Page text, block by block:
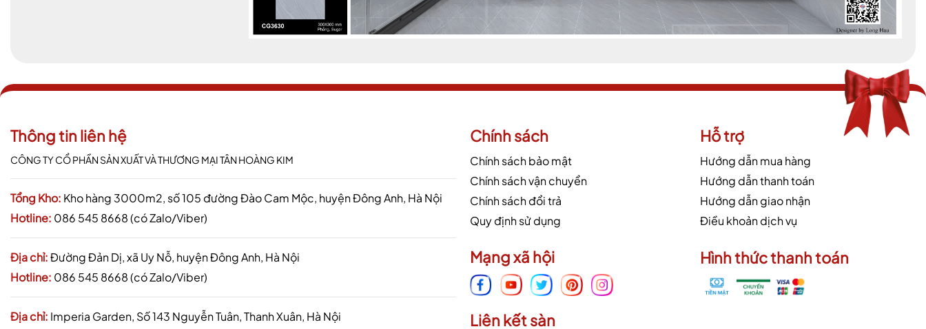
Thông tin liên hệ
CÔNG TY CỔ PHẦN SẢN XUẤT VÀ THƯƠNG MẠI TÂN HOÀNG KIM
Tổng Kho: Kho hàng 3000m2, số 105 đường Đào Cam Mộc, huyện Đông Anh, Hà Nội
Hotline: 086 545 8668 (có Zalo/Viber)
Địa chỉ:Đường Đản Dị, xã Uy Nỗ, huyện Đông Anh, Hà Nội
Hotline: 086 545 8668 (có Zalo/Viber)
Địa chỉ: Imperia Garden, Số 143 Nguyễn Tuân, Thanh Xuân, Hà Nội
Chính sách
Chính sách bảo mật
Chính sách vận chuyển
Chính sách đổi trả
Quy định sử dụng
Hỗ trợ
Hướng dẫn mua hàng
Hướng dẫn thanh toán
Hướng dẫn giao nhận
Điều khoản dịch vụ
Mạng xã hội
Liên kết sàn
Hình thức thanh toán